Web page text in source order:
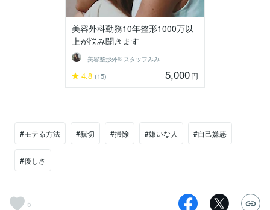
美容外科勤務10年整形1000万以
上が悩み聞きます
美容整形外科スタッフみみ
4.8 (15) 5,000円
#モテる方法 #親切 #掃除 #嫌いな人 #自己嫌悪
#優しさ
5